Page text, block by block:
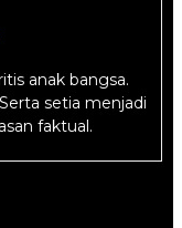
anak bangsa.
setia menjadi
faktual.